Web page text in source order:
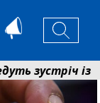
зустріч із
апарат